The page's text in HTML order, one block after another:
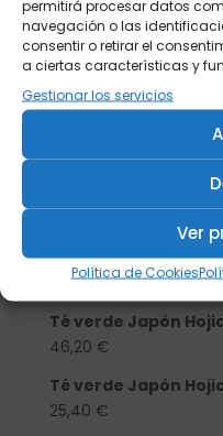
permitirá procesar datos
navegación o las
consentir o retirar el
a ciertas características y
Gestionar los servicios
Ver
Política de Cookies
Tisanera
porcelana
13,90€
Té verde Japón
46,20 €
Té verde Japón
25,40 €